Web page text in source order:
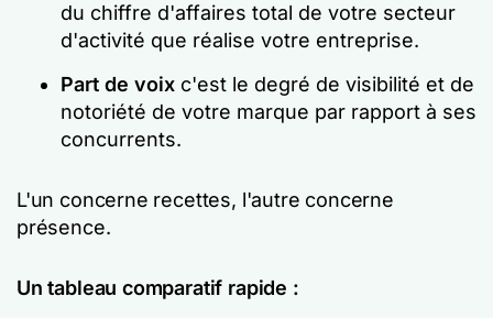
du chiffre d'affaires total de votre secteur
d'activité que réalise votre entreprise.
Part de voix c'est le degré de visibilité et de
notoriété de votre marque par rapport à ses
concurrents.
L'un concerne recettes, l'autre concerne
présence.
Un tableau comparatif rapide :